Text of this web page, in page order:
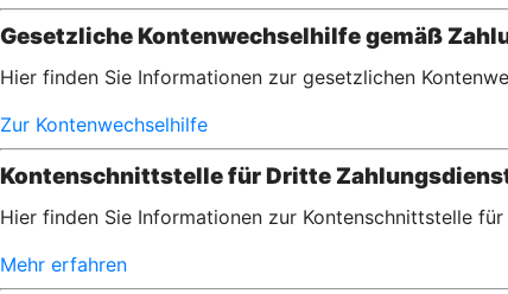
Gesetzliche Kontenwechselhilfe gemäß
Hier finden Sie Informationen zur gesetzlichen
Zur Kontenwechselhilfe
Kontenschnittstelle für Dritte
Hier finden Sie Informationen zur Kontenschnittstelle
Mehr erfahren